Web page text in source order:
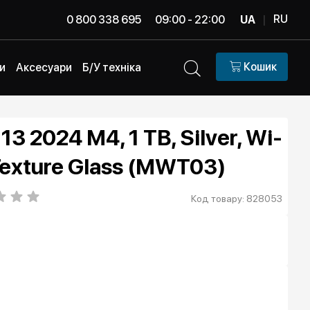
0 800 338 695 09:00 - 22:00 UA | RU
Аксесуари Б/У техніка Кошик
2024 M4, 1 TB, Silver, Wi-
Glass (MWT03)
Код товару: 828053